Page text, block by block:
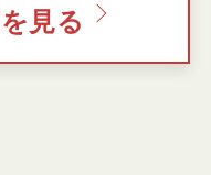
見る